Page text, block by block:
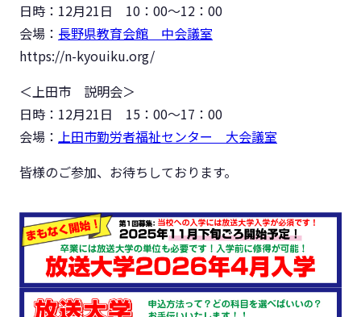
日時：12月21日 10：00～12：00
会場： 長野県教育会館 中会議室
https://n-kyouiku.org/
＜上田市 説明会＞
日時：12月21日 15：00～17：00
会場： 上田市勤労者福祉センター 大会議室
皆様のご参加、お待ちしております。